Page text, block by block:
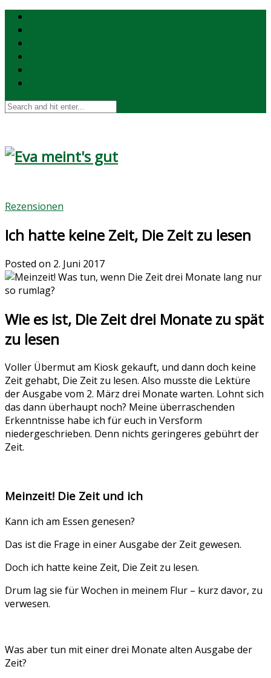
Rezensionen
Ich hatte keine Zeit, Die Zeit zu lesen
Posted on 2. Juni 2017
Wie es ist, Die Zeit drei Monate zu spät
zu lesen
Voller Übermut am Kiosk gekauft, und dann doch keine
Zeit gehabt, Die Zeit zu lesen. Also musste die Lektüre
der Ausgabe vom 2. März drei Monate warten. Lohnt sich
das dann überhaupt noch? Meine überraschenden
Erkenntnisse habe ich für euch in Versform
niedergeschrieben. Denn nichts geringeres gebührt der
Zeit.
Meinzeit! Die Zeit und ich
Kann ich am Essen genesen?
Das ist die Frage in einer Ausgabe der Zeit gewesen.
Doch ich hatte keine Zeit, Die Zeit zu lesen.
Drum lag sie für Wochen in meinem Flur – kurz davor, zu
verwesen.
Was aber tun mit einer drei Monate alten Ausgabe der
Zeit?